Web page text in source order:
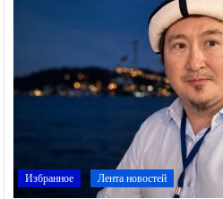
Избранное Лента новостей